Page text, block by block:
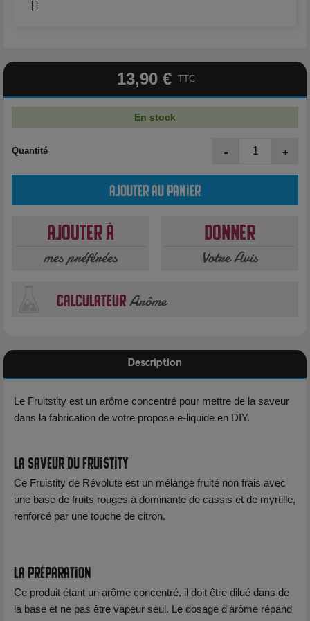
13,90 € TTC
En stock
Quantité - +
Ajouter au panier
Ajouter à
mes préférées
Donner
Votre Avis
calculateur Arôme
Description
Le Fruitstity est un arôme concentré pour mettre de la saveur
dans la fabrication de votre propose e-liquide en DIY.
La saveur du fruistity
Ce Fruistity de Révolute est un mélange fruité non frais avec
une base de fruits rouges à dominante de cassis et de myrtille,
renforcé par une touche de citron.
La préparation
Ce produit étant un arôme concentré, il doit être dilué dans de
la base et ne pas être vapeur seul. Le dosage d'arôme répand